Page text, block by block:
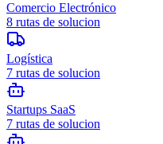
Comercio Electrónico
8 rutas de solucion
Logística
7 rutas de solucion
Startups SaaS
7 rutas de solucion